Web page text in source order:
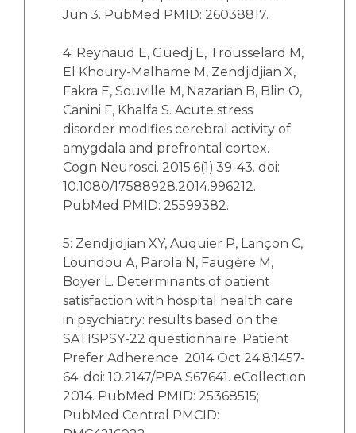
Jun 3. PubMed PMID: 26038817.
4: Reynaud E, Guedj E, Trousselard M,
El Khoury-Malhame M, Zendjidjian X,
Fakra E, Souville M, Nazarian B, Blin O,
Canini F, Khalfa S. Acute stress
disorder modifies cerebral activity of
amygdala and prefrontal cortex.
Cogn Neurosci. 2015;6(1):39-43. doi:
10.1080/17588928.2014.996212.
PubMed PMID: 25599382.
5: Zendjidjian XY, Auquier P, Lançon C,
Loundou A, Parola N, Faugère M,
Boyer L. Determinants of patient
satisfaction with hospital health care
in psychiatry: results based on the
SATISPSY-22 questionnaire. Patient
Prefer Adherence. 2014 Oct 24;8:1457-
64. doi: 10.2147/PPA.S67641. eCollection
2014. PubMed PMID: 25368515;
PubMed Central PMCID: